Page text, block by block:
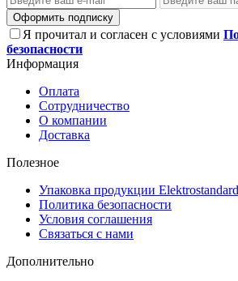
Оформить подписку
Я прочитал и согласен с условиями
безопасности
Информация
Оплата
Сотрудничество
О компании
Доставка
Полезное
Упаковка продукции
Политика безопасности
Условия соглашения
Связаться с нами
Дополнительно